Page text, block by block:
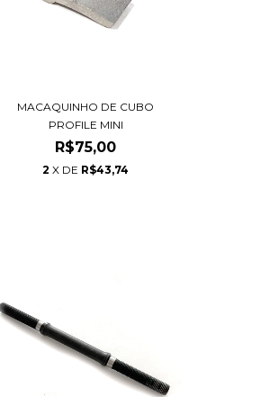
MACAQUINHO DE CUBO
PROFILE MINI
R$75,00
2 X DE R$43,74